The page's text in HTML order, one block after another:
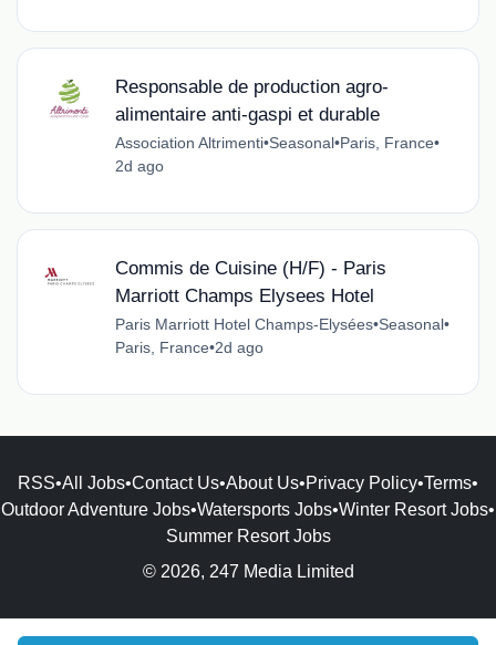
Responsable de production agro-
alimentaire anti-gaspi et durable
Association Altrimenti•Seasonal•Paris, France•
2d ago
Commis de Cuisine (H/F) - Paris
Marriott Champs Elysees Hotel
Paris Marriott Hotel Champs-Elysées•Seasonal•
Paris, France•2d ago
RSS•All Jobs•Contact Us•About Us•Privacy Policy•Terms•
Outdoor Adventure Jobs•Watersports Jobs•Winter Resort Jobs•
Summer Resort Jobs
© 2026, 247 Media Limited